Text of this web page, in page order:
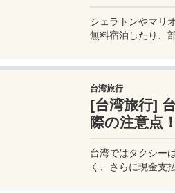
シェラトンやマリ
無料宿泊したり、
カード 」の魅力と
詳しく紹介してい
台湾旅行
[台湾旅行]
際の注意点！
台湾ではタクシー
く、さらに現金支